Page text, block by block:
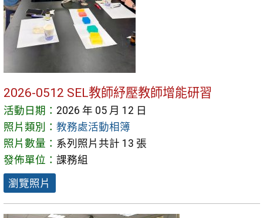
2026-0512 SEL教師紓壓教師增能研習
活動日期： 2026 年 05 月 12 日
照片類別： 教務處活動相簿
照片數量： 系列照片共計 13 張
發佈單位： 課務組
瀏覽照片